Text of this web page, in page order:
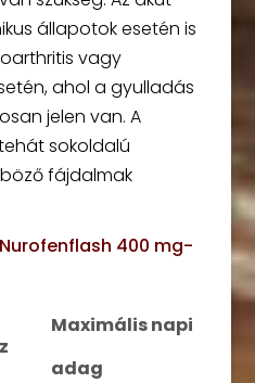
állapotok esetén is
vagy
ahol a gyulladás
jelen van. A
sokoldalú
fájdalmak
400 mg-
Maximális napi
adag